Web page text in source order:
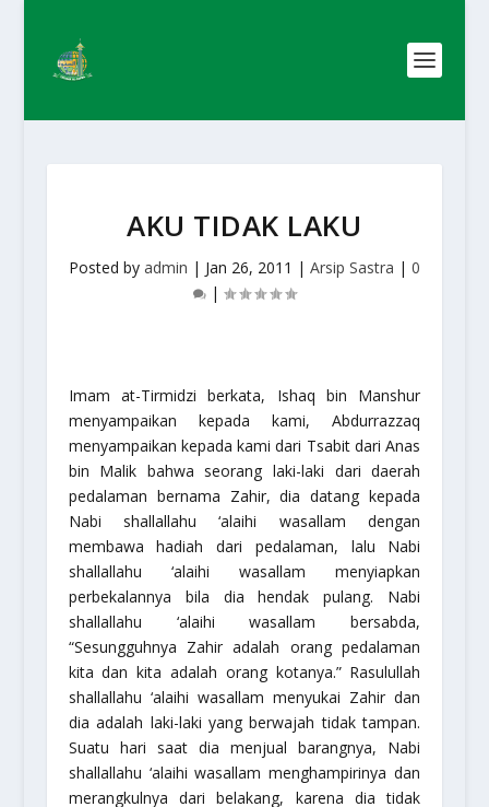
AKU TIDAK LAKU
Posted by admin | Jan 26, 2011 | Arsip Sastra | 0
|
Imam at-Tirmidzi berkata, Ishaq bin Manshur
menyampaikan kepada kami, Abdurrazzaq
menyampaikan kepada kami dari Tsabit dari Anas
bin Malik bahwa seorang laki-laki dari daerah
pedalaman bernama Zahir, dia datang kepada
Nabi shallallahu ‘alaihi wasallam dengan
membawa hadiah dari pedalaman, lalu Nabi
shallallahu ‘alaihi wasallam menyiapkan
perbekalannya bila dia hendak pulang. Nabi
shallallahu ‘alaihi wasallam bersabda,
“Sesungguhnya Zahir adalah orang pedalaman
kita dan kita adalah orang kotanya.” Rasulullah
shallallahu ‘alaihi wasallam menyukai Zahir dan
dia adalah laki-laki yang berwajah tidak tampan.
Suatu hari saat dia menjual barangnya, Nabi
shallallahu ‘alaihi wasallam menghampirinya dan
merangkulnya dari belakang, karena dia tidak